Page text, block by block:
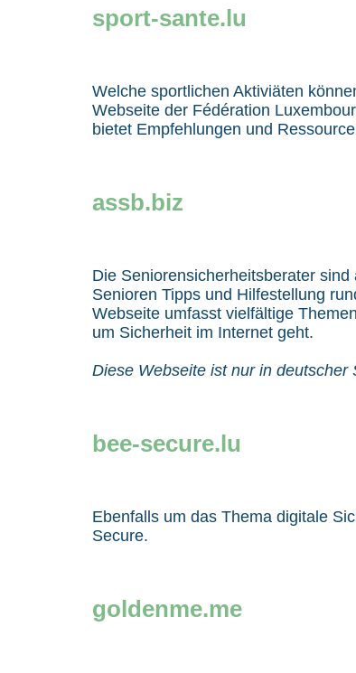
sport-sante.lu
Welche sportlichen Aktiviäten
Webseite der Fédération
bietet Empfehlungen und
assb.biz
Die Seniorensicherheitsberater
Senioren Tipps und Hilfestellung
Webseite umfasst vielfältige
um Sicherheit im Internet geht.
Diese Webseite ist nur in deutscher
bee-secure.lu
Ebenfalls um das Thema digitale
Secure.
goldenme.me